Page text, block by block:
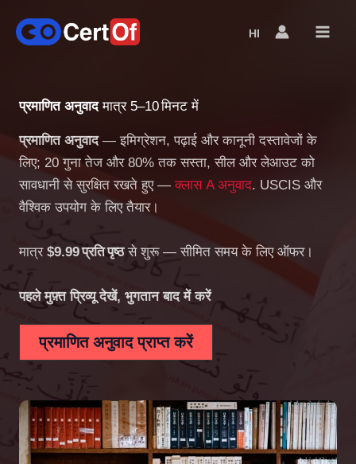
HILanguage
प्रमाणित अनुवादमात्र 5–10 मिनट में
प्रमाणित अनुवाद— इमिग्रेशन, पढ़ाई और कानूनी दस्तावेजों के
लिए; 20 गुना तेज और 80% तक सस्ता, सील और लेआउट को
सावधानी से सुरक्षित रखते हुए —क्लास A अनुवाद. USCIS और
वैश्विक उपयोग के लिए तैयार।
मात्र $9.99 प्रति पृष्ठसे शुरू — सीमित समय के लिए ऑफर।
पहले मुफ़्त प्रिव्यू देखें, भुगतान बाद में करें
प्रमाणित अनुवाद प्राप्त करें